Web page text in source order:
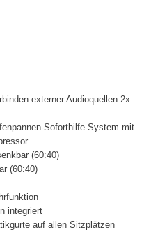
externer Audioquellen 2x
Soforthilfe-System mit
(60:40)
(60:40)
integriert
auf allen Sitzplätzen